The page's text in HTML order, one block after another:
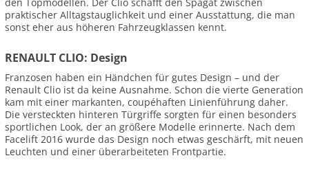
praktischer Alltagstauglichkeit und einer Ausstattung, die man
sonst eher aus höheren Fahrzeugklassen kennt.
RENAULT CLIO: Design
Franzosen haben ein Händchen für gutes Design – und der
Renault Clio ist da keine Ausnahme. Schon die vierte Generation
kam mit einer markanten, coupéhaften Linienführung daher.
Die versteckten hinteren Türgriffe sorgten für einen besonders
sportlichen Look, der an größere Modelle erinnerte. Nach dem
Facelift 2016 wurde das Design noch etwas geschärft, mit neuen
Leuchten und einer überarbeiteten Frontpartie.